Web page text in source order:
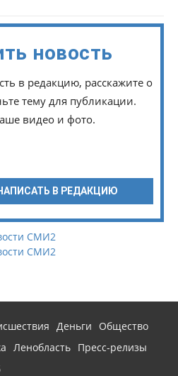
новость
в редакцию, расскажите о
тему для публикации.
видео и фото.
В РЕДАКЦИЮ
СМИ2
СМИ2
Деньги
Общество
Ленобласть Пресс-релизы